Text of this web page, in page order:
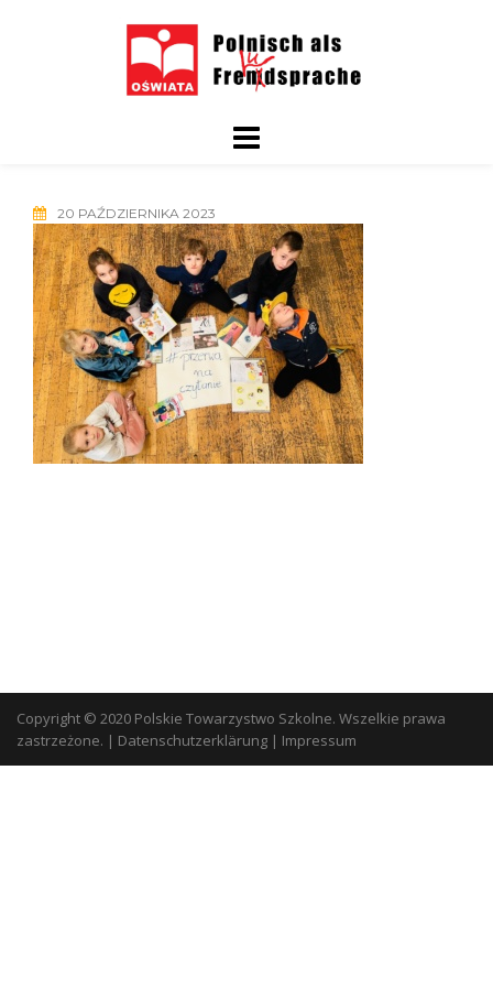
20 PAŹDZIERNIKA 2023
Copyright © 2020 Polskie Towarzystwo Szkolne. Wszelkie prawa
zastrzeżone. | Datenschutzerklärung | Impressum